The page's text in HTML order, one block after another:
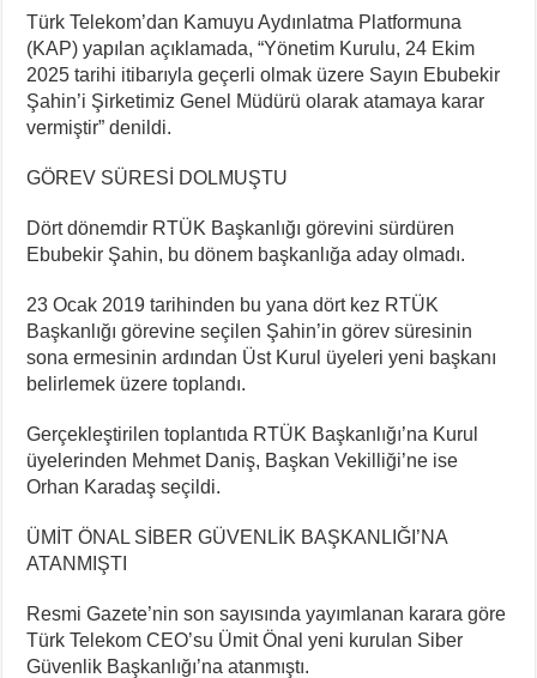
Türk Telekom’dan Kamuyu Aydınlatma Platformuna
(KAP) yapılan açıklamada, “Yönetim Kurulu, 24 Ekim
2025 tarihi itibarıyla geçerli olmak üzere Sayın Ebubekir
Şahin’i Şirketimiz Genel Müdürü olarak atamaya karar
vermiştir” denildi.
GÖREV SÜRESİ DOLMUŞTU
Dört dönemdir RTÜK Başkanlığı görevini sürdüren
Ebubekir Şahin, bu dönem başkanlığa aday olmadı.
23 Ocak 2019 tarihinden bu yana dört kez RTÜK
Başkanlığı görevine seçilen Şahin’in görev süresinin
sona ermesinin ardından Üst Kurul üyeleri yeni başkanı
belirlemek üzere toplandı.
Gerçekleştirilen toplantıda RTÜK Başkanlığı’na Kurul
üyelerinden Mehmet Daniş, Başkan Vekilliği’ne ise
Orhan Karadaş seçildi.
ÜMİT ÖNAL SİBER GÜVENLİK BAŞKANLIĞI’NA
ATANMIŞTI
Resmi Gazete’nin son sayısında yayımlanan karara göre
Türk Telekom CEO’su Ümit Önal yeni kurulan Siber
Güvenlik Başkanlığı’na atanmıştı.